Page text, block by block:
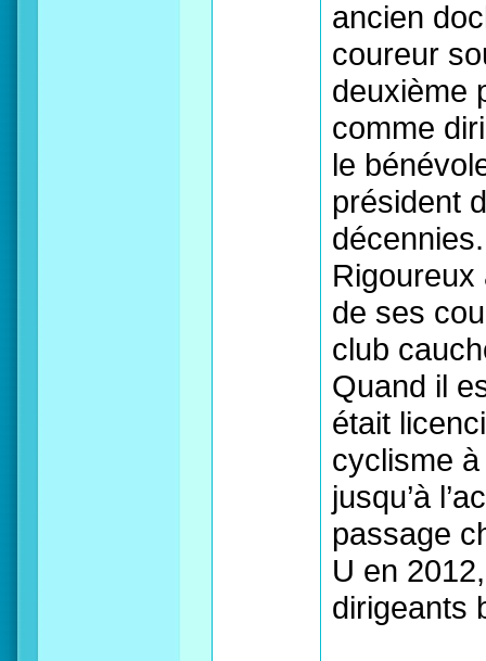
ancien
coureur
deuxième
comme
le
président
de ses
club
Quand il
était
cyclisme à
jusqu’à
passage
U en
dirigeants